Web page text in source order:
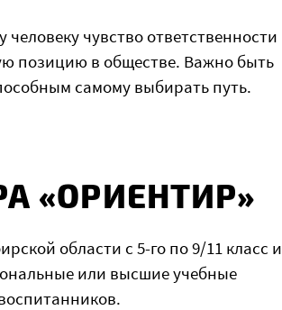
чувство ответственности
позицию в обществе. Важно быть
самому выбирать путь.
«ОРИЕНТИР»
области с 5-го по 9/11 класс и
или высшие учебные